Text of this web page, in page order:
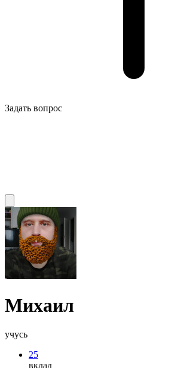
Задать вопрос
Михаил
учусь
25
вклад